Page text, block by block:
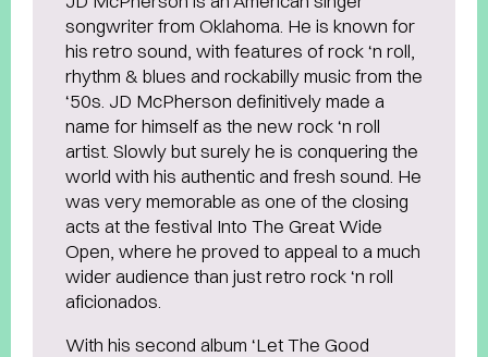
songwriter from Oklahoma. He is known for
his retro sound, with features of rock ‘n roll,
rhythm & blues and rockabilly music from the
‘50s. JD McPherson definitively made a
name for himself as the new rock ‘n roll
artist. Slowly but surely he is conquering the
world with his authentic and fresh sound. He
was very memorable as one of the closing
acts at the festival Into The Great Wide
Open, where he proved to appeal to a much
wider audience than just retro rock ‘n roll
aficionados.
With his second album ‘Let The Good